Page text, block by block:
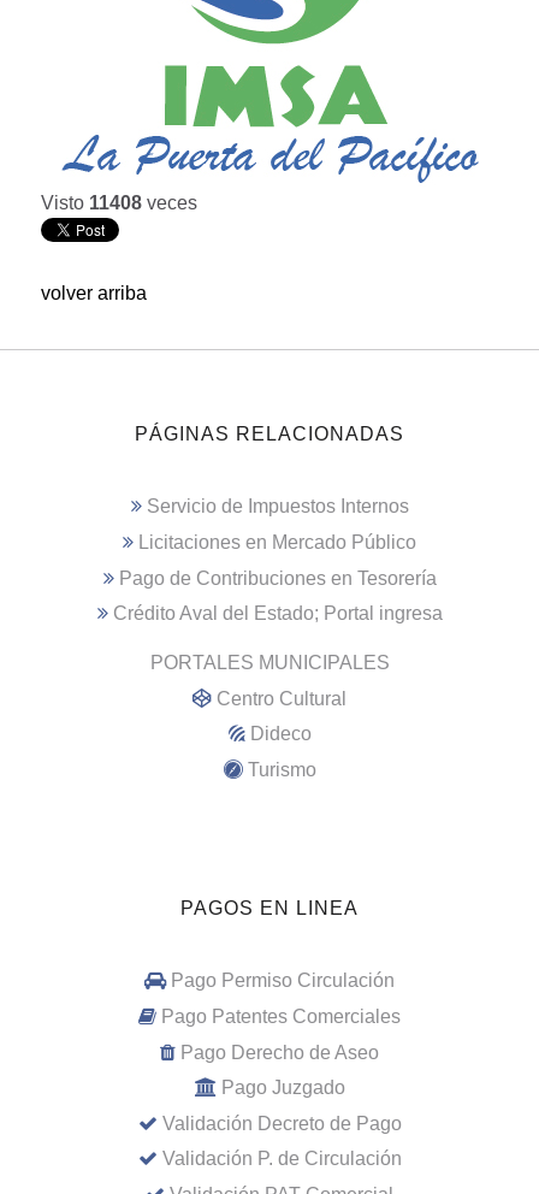
Visto 11408 veces
volver arriba
PÁGINAS RELACIONADAS
Servicio de Impuestos Internos
Licitaciones en Mercado Público
Pago de Contribuciones en Tesorería
Crédito Aval del Estado; Portal ingresa
PORTALES MUNICIPALES
Centro Cultural
Dideco
Turismo
PAGOS EN LINEA
Pago Permiso Circulación
Pago Patentes Comerciales
Pago Derecho de Aseo
Pago Juzgado
Validación Decreto de Pago
Validación P. de Circulación